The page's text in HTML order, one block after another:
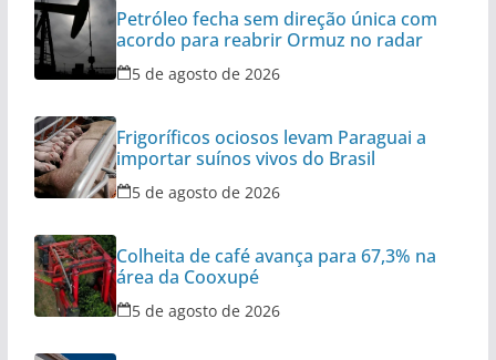
Petróleo fecha sem direção única com
acordo para reabrir Ormuz no radar
5 de agosto de 2026
Frigoríficos ociosos levam Paraguai a
importar suínos vivos do Brasil
5 de agosto de 2026
Colheita de café avança para 67,3% na
área da Cooxupé
5 de agosto de 2026